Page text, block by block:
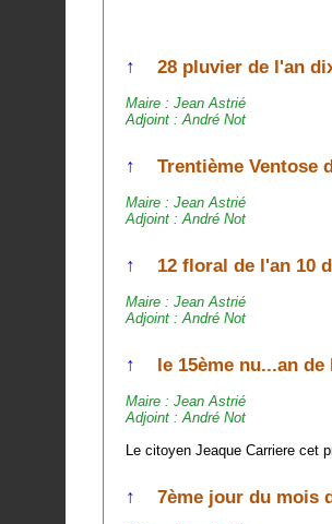
↑ 28 pluvier de l'an
Maire : Jean Astrié
Adjoint : André Not
↑ Trentième Ventose
Maire : Jean Astrié
Adjoint : André Not
↑ 12 floral de l'an 10
Maire : Jean Astrié
Adjoint : André Not
↑ le 15ème nu...an de
Maire : Jean Astrié
Adjoint : André Not
Le citoyen Jeaque Carriere cet
↑ 7ème jour du mois